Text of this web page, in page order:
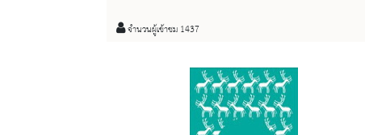
จำนวนผู้เข้าชม 1437